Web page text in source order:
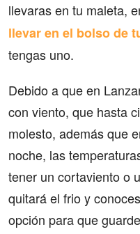
llevaras en tu maleta,
llevar en el bolso de
tengas uno.
Debido a que en
con viento, que hasta
molesto, además que
noche, las
tener un cortaviento o
quitará el frio y
opción para que